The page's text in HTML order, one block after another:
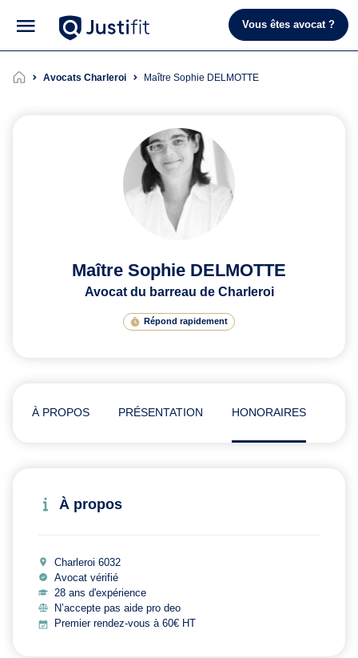
Vous êtes avocat ?
Avocats Charleroi Maître Sophie DELMOTTE
Maître Sophie DELMOTTE
Avocat du barreau de Charleroi
Répond rapidement
À PROPOS PRÉSENTATION HONORAIRES
À propos
Charleroi 6032
Avocat vérifié
28 ans d'expérience
N’accepte pas aide pro deo
Premier rendez-vous à 60€ HT